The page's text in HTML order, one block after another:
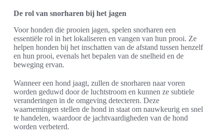
De rol van snorharen bij het jagen
Voor honden die prooien jagen, spelen snorharen een
essentiële rol in het lokaliseren en vangen van hun prooi. Ze
helpen honden bij het inschatten van de afstand tussen henzelf
en hun prooi, evenals het bepalen van de snelheid en de
beweging ervan.
Wanneer een hond jaagt, zullen de snorharen naar voren
worden geduwd door de luchtstroom en kunnen ze subtiele
veranderingen in de omgeving detecteren. Deze
waarnemingen stellen de hond in staat om nauwkeurig en snel
te handelen, waardoor de jachtvaardigheden van de hond
worden verbeterd.